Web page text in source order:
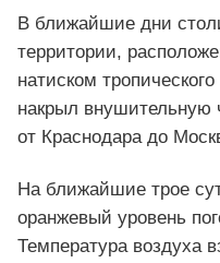
В ближайшие дни
территории,
натиском
накрыл внушительную
от Краснодара до
На ближайшие трое
оранжевый уровень
Температура воздуха